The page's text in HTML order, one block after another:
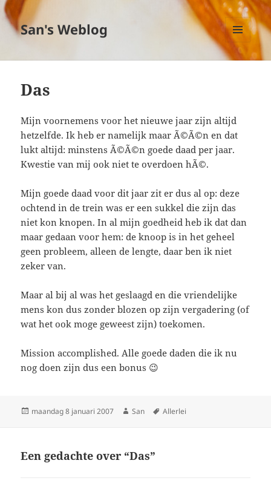
San's Weblog
MENU
EN
Das
Mijn voornemens voor het nieuwe jaar zijn altijd
hetzelfde. Ik heb er namelijk maar Ã©Ã©n en dat
lukt altijd: minstens Ã©Ã©n goede daad per jaar.
Kwestie van mij ook niet te overdoen hÃ©.
Mijn goede daad voor dit jaar zit er dus al op: deze
ochtend in de trein was er een sukkel die zijn das
niet kon knopen. In al mijn goedheid heb ik dat dan
maar gedaan voor hem: de knoop is in het geheel
geen probleem, alleen de lengte, daar ben ik niet
zeker van.
Maar al bij al was het geslaagd en die vriendelijke
mens kon dus zonder blozen op zijn vergadering (of
wat het ook moge geweest zijn) toekomen.
Mission accomplished. Alle goede daden die ik nu
nog doen zijn dus een bonus 😉
Geplaatst
maandag 8 januari 2007 Auteur
San Tags
Allerlei
Een gedachte over “Das”